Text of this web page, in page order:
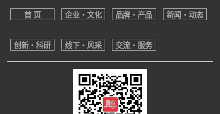
首 页 企业・文化 品牌・产品 新闻・动态
创新・科研 线下・风采 交流・服务